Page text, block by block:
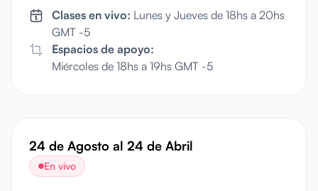
Clases en vivo: Lunes y Jueves de 18hs a 20hs
GMT -5
Espacios de apoyo:
Miércoles de 18hs a 19hs GMT -5
24 de Agosto al 24 de Abril
En vivo